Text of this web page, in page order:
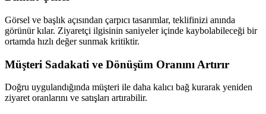
Görsel ve başlık açısından çarpıcı tasarımlar, teklifinizi anında
görünür kılar. Ziyaretçi ilgisinin saniyeler içinde kaybolabileceği bir
ortamda hızlı değer sunmak kritiktir.
Müşteri Sadakati ve Dönüşüm Oranını Artırır
Doğru uygulandığında müşteri ile daha kalıcı bağ kurarak yeniden
ziyaret oranlarını ve satışları artırabilir.